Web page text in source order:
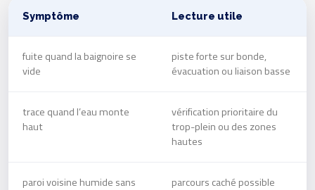
Symptôme Lecture utile
fuite quand la baignoire se
vide
piste forte sur bonde,
évacuation ou liaison basse
trace quand l’eau monte
haut
vérification prioritaire du
trop-plein ou des zones
hautes
paroi voisine humide sans
parcours caché possible